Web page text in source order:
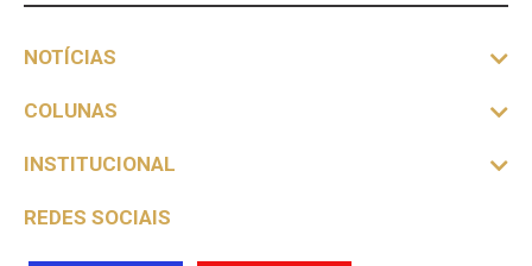
NOTÍCIAS
COLUNAS
INSTITUCIONAL
REDES SOCIAIS